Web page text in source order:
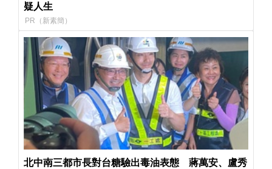
疑人生
PR（新素簡）
北中南三都市長對台糖驗出毒油表態 蔣萬安、盧秀